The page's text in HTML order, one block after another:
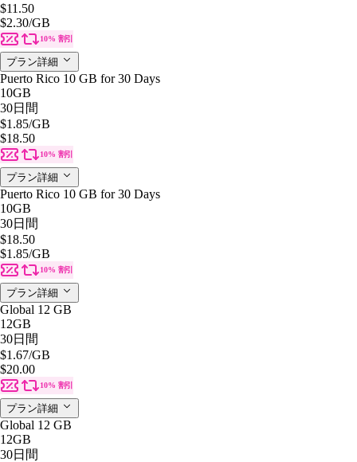
$11.50
$2.30/GB
10% 割引
プラン詳細
Puerto Rico 10 GB for 30 Days
10GB
30日間
$1.85/GB
$18.50
10% 割引
プラン詳細
Puerto Rico 10 GB for 30 Days
10GB
30日間
$18.50
$1.85/GB
10% 割引
プラン詳細
Global 12 GB
12GB
30日間
$1.67/GB
$20.00
10% 割引
プラン詳細
Global 12 GB
12GB
30日間